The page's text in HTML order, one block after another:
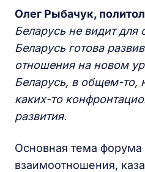
Олег Рыбачук,
Беларусь не видит для
Беларусь готова
отношения на новом
Беларусь, в общем-то,
каких-то
развития.
Основная тема
взаимоотношения,